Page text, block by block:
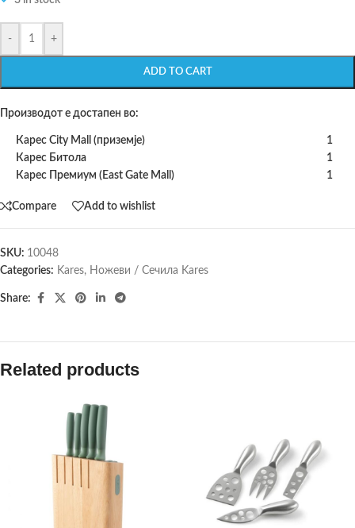
- +
ADD TO CART
Производот е достапен во:
Карес City Mall (приземје)
1
Карес Битола
1
Карес Премиум (East Gate Mall)
1
Compare Add to wishlist
SKU: 10048
Categories: Kares, Ножеви / Сечила Kares
Share:
Related products